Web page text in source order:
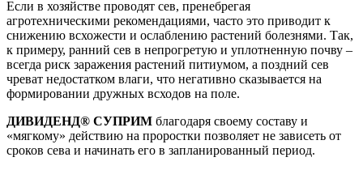
Если в хозяйстве проводят сев, пренебрегая
агротехническими рекомендациями, часто это приводит к
снижению всхожести и ослаблению растений болезнями. Так,
к примеру, ранний сев в непрогретую и уплотненную почву –
всегда риск заражения растений питиумом, а поздний сев
чреват недостатком влаги, что негативно сказывается на
формировании дружных всходов на поле.
ДИВИДЕНД® СУПРИМ благодаря своему составу и
«мягкому» действию на проростки позволяет не зависеть от
сроков сева и начинать его в запланированный период.